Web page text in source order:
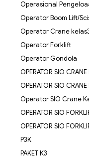
Operasional
Operator Boom Lift/
Operator Crane
Operator Forklift
Operator Gondola
OPERATOR SIO CRANE
OPERATOR SIO CRANE
Operator SIO Crane
OPERATOR SIO
OPERATOR SIO
P3K
PAKET K3